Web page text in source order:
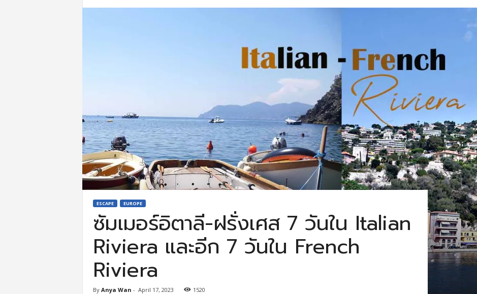
ESCAPE EUROPE
ซัมเมอร์อิตาลี-ฝรั่งเศส 7 วันใน Italian
Riviera และอีก 7 วันใน French
Riviera
By Anya Wan - April 17, 2023 1520